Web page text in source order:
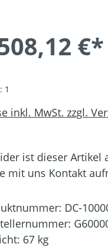
€*
1
inkl. MwSt. zzgl.
ist dieser Artikel
mit uns Kontakt
DC-
67 kg